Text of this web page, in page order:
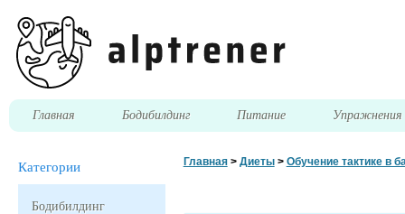
Главная Бодибилдинг Питание Упражнения
Категории
Бодибилдинг
Главная> Диеты> Обучение тактике в